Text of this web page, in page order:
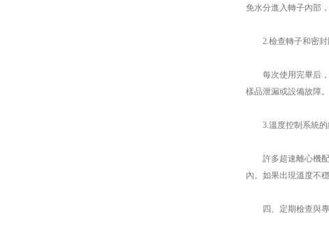
免水分進入轉子內部
2.檢查轉子和密封
每次使用完畢后，
樣品泄漏或設備故障。
3.溫度控制系統的
許多超速離心機配
內。如果出現溫度不
四、定期檢查與專